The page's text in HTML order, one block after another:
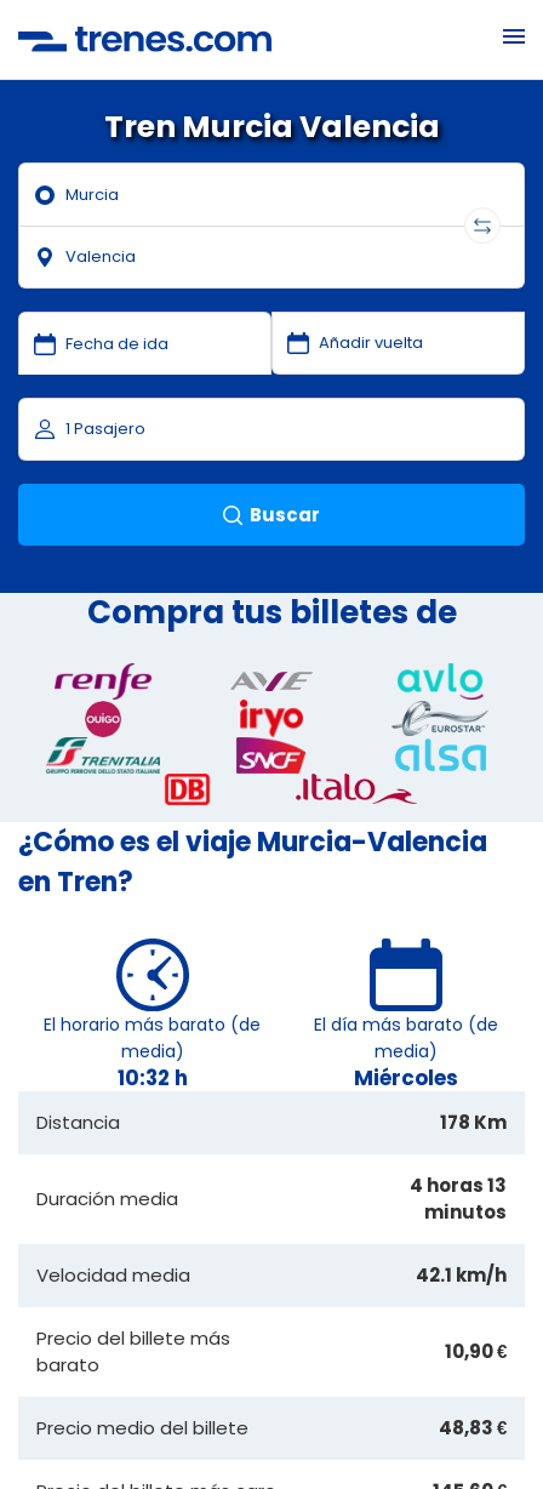
Tren Murcia Valencia
Buscar
Compra tus billetes de
¿Cómo es el viaje Murcia-Valencia
en Tren?
El horario más barato (de
media)
10:32 h
El día más barato (de
media)
Miércoles
Distancia 178 Km
Duración media
4 horas 13
minutos
Velocidad media 42.1 km/h
Precio del billete más
barato
10,90 €
Precio medio del billete 48,83 €